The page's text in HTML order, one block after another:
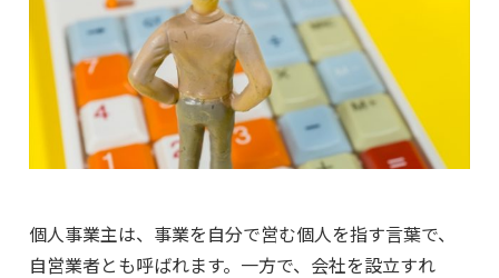
個人事業主は、事業を自分で営む個人を指す言葉で、
自営業者とも呼ばれます。一方で、会社を設立すれ